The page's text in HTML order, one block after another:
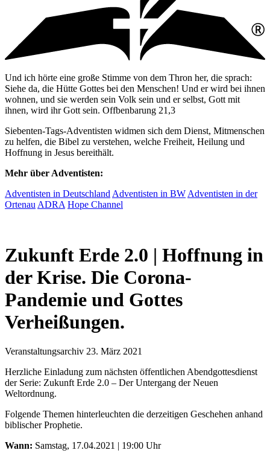
Und ich hörte eine große Stimme von dem Thron her, die sprach:
Siehe da, die Hütte Gottes bei den Menschen! Und er wird bei ihnen
wohnen, und sie werden sein Volk sein und er selbst, Gott mit
ihnen, wird ihr Gott sein. Offbenbarung 21,3
Siebenten-Tags-Adventisten widmen sich dem Dienst, Mitmenschen
zu helfen, die Bibel zu verstehen, welche Freiheit, Heilung und
Hoffnung in Jesus bereithält.
Mehr über Adventisten:
Adventisten in Deutschland Adventisten in BW Adventisten in der
Ortenau ADRA Hope Channel
Zukunft Erde 2.0 | Hoffnung in
der Krise. Die Corona-
Pandemie und Gottes
Verheißungen.
Veranstaltungsarchiv 23. März 2021
Herzliche Einladung zum nächsten öffentlichen Abendgottesdienst
der Serie: Zukunft Erde 2.0 – Der Untergang der Neuen
Weltordnung.
Folgende Themen hinterleuchten die derzeitigen Geschehen anhand
biblischer Prophetie.
Wann: Samstag, 17.04.2021 | 19:00 Uhr